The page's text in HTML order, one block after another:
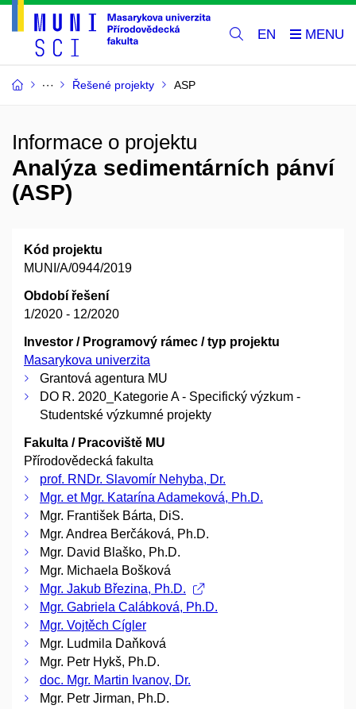
EN
Řešené projekty ASP
Informace o projektu
Analýza sedimentárních pánví
(ASP)
Kód projektu
MUNI/A/0944/2019
Období řešení
1/2020 - 12/2020
Investor / Programový rámec / typ projektu
Masarykova univerzita
Grantová agentura MU
DO R. 2020_Kategorie A - Specifický výzkum -
Studentské výzkumné projekty
Fakulta / Pracoviště MU
Přírodovědecká fakulta
prof. RNDr. Slavomír Nehyba, Dr.
Mgr. et Mgr. Katarína Adameková, Ph.D.
Mgr. František Bárta, DiS.
Mgr. Andrea Berčáková, Ph.D.
Mgr. David Blaško, Ph.D.
Mgr. Michaela Bošková
Mgr. Jakub Březina, Ph.D.
Mgr. Gabriela Calábková, Ph.D.
Mgr. Vojtěch Cígler
Mgr. Ludmila Daňková
Mgr. Petr Hykš, Ph.D.
doc. Mgr. Martin Ivanov, Dr.
Mgr. Petr Jirman, Ph.D.